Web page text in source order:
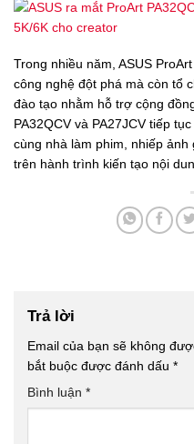
Trong nhiều năm, ASUS
công nghệ đột phá mà còn tổ
đào tạo nhằm hỗ trợ cộng
PA32QCV và PA27JCV tiếp
cùng nhà làm phim, nhiếp
trên hành trình kiến tạo nội
Trả lời
Email của bạn sẽ không
bắt buộc được đánh dấu *
Bình luận *